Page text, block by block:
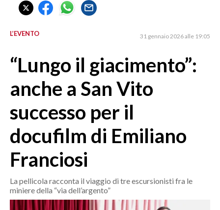
CAGLIARI
SULCIS IGLESIENTE
ORISTANO E PROVINCIA
SASSARI E PROVINCIA
GALLURA
OGLIASTRA
AGENDA
CRONACA
MONDO
L’EVENTO 31 gennaio 2026 alle 19:05
“Lungo il giacimento”:
anche a San Vito
successo per il
docufilm di Emiliano
Franciosi
La pellicola racconta il viaggio di tre escursionisti fra le
miniere della “via dell’argento”